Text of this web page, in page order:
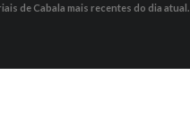
de Cabala mais recentes do dia atual.